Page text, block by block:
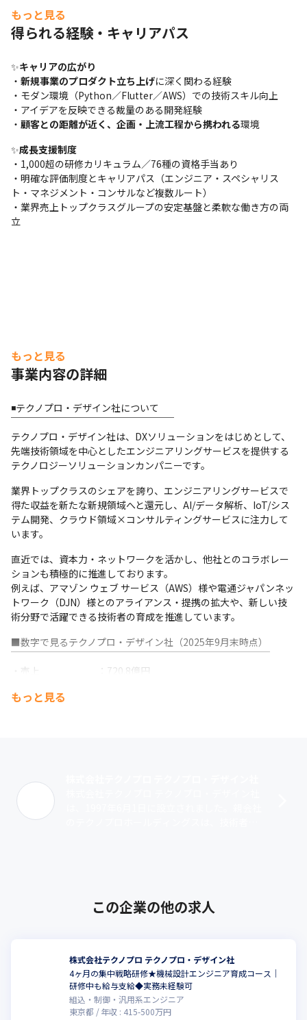
もっと見る
得られる経験・キャリアパス
✨キャリアの広がり
・ 新規事業のプロダクト立ち上げに深く関わる経験
・モダン環境（Python／Flutter／AWS）での技術スキル向上
・アイデアを反映できる裁量のある開発経験
・ 顧客との距離が近く、企画・上流工程から携われる環境
✨成長支援制度
・1,000超の研修カリキュラム／76種の資格手当あり
・明確な評価制度とキャリアパス（エンジニア・スペシャリス
ト・マネジメント・コンサルなど複数ルート）
・業界売上トップクラスグループの安定基盤と柔軟な働き方の両
立
もっと見る
事業内容の詳細
◾️テクノプロ・デザイン社について
￣￣￣￣￣￣￣￣￣￣￣￣￣￣￣￣￣
テクノプロ・デザイン社は、DXソリューションをはじめとして、
先端技術領域を中心としたエンジニアリングサービスを提供する
テクノロジーソリューションカンパニーです。
業界トップクラスのシェアを誇り、エンジニアリングサービスで
得た収益を新たな新規領域へと還元し、AI/データ解析、IoT/シス
テム開発、クラウド領域×コンサルティングサービスに注力して
います。
直近では、資本力・ネットワークを活かし、他社とのコラボレー
ションも積極的に推進しております。
例えば、アマゾン ウェブ サービス（AWS）様や電通ジャパンネッ
トワーク（DJN）様とのアライアンス・提携の拡大や、新しい技
術分野で活躍できる技術者の育成を推進しています。
■数字で見るテクノプロ・デザイン社（2025年9月末時点）
￣￣￣￣￣￣￣￣￣￣￣￣￣￣￣￣￣￣￣￣￣￣￣￣￣￣￣
・売上　　　　　　：720.8億円
・拠点数（国内）　：本社、営業拠点32、受託開発センター11
・有給取得日数　　：15.1日
・研修受講人数　　：140,874名
・男性育休取得率　：57％
・デンソーグループ
・ホンダグループ
・ソニーグループ
・トヨタグループ
・日本電気グループ
・東京エレクトロングループ
もっと見る
この企業の他の求人
株式会社テクノプロ テクノプロ・デザイン社
4ヶ月の集中戦略研修★機械設計エンジニア育成コース｜
研修中も給与支給◆実務未経験可
組込・制御・汎用系エンジニア
東京都
年収 : 415-500万円